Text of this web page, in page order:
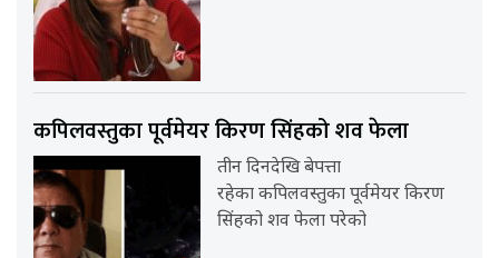
कपिलवस्तुका पूर्वमेयर किरण सिंहको शव फेला
तीन दिनदेखि बेपत्ता
रहेका कपिलवस्तुका पूर्वमेयर किरण
सिंहको शव फेला परेको